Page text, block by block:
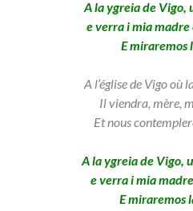
A la ygreia de Vigo,
e verra i mia madre
E miraremos
A l’église de Vigo où
Il viendra, mère,
Et nous
A la ygreia de Vigo,
e verra i mia
E miraremos